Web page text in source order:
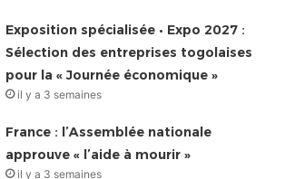
Exposition spécialisée • Expo 2027 :
Sélection des entreprises togolaises
pour la « Journée économique »
il y a 3 semaines
France : l’Assemblée nationale
approuve « l’aide à mourir »
il y a 3 semaines